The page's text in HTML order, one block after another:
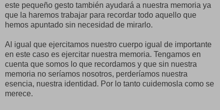
este pequeño gesto también ayudará a nuestra memoria ya
que la haremos trabajar para recordar todo aquello que
hemos apuntado sin necesidad de mirarlo.
Al igual que ejercitamos nuestro cuerpo igual de importante
en este caso es ejercitar nuestra memoria. Tengamos en
cuenta que somos lo que recordamos y que sin nuestra
memoria no seríamos nosotros, perderíamos nuestra
esencia, nuestra identidad. Por lo tanto cuidemosla como se
merece.